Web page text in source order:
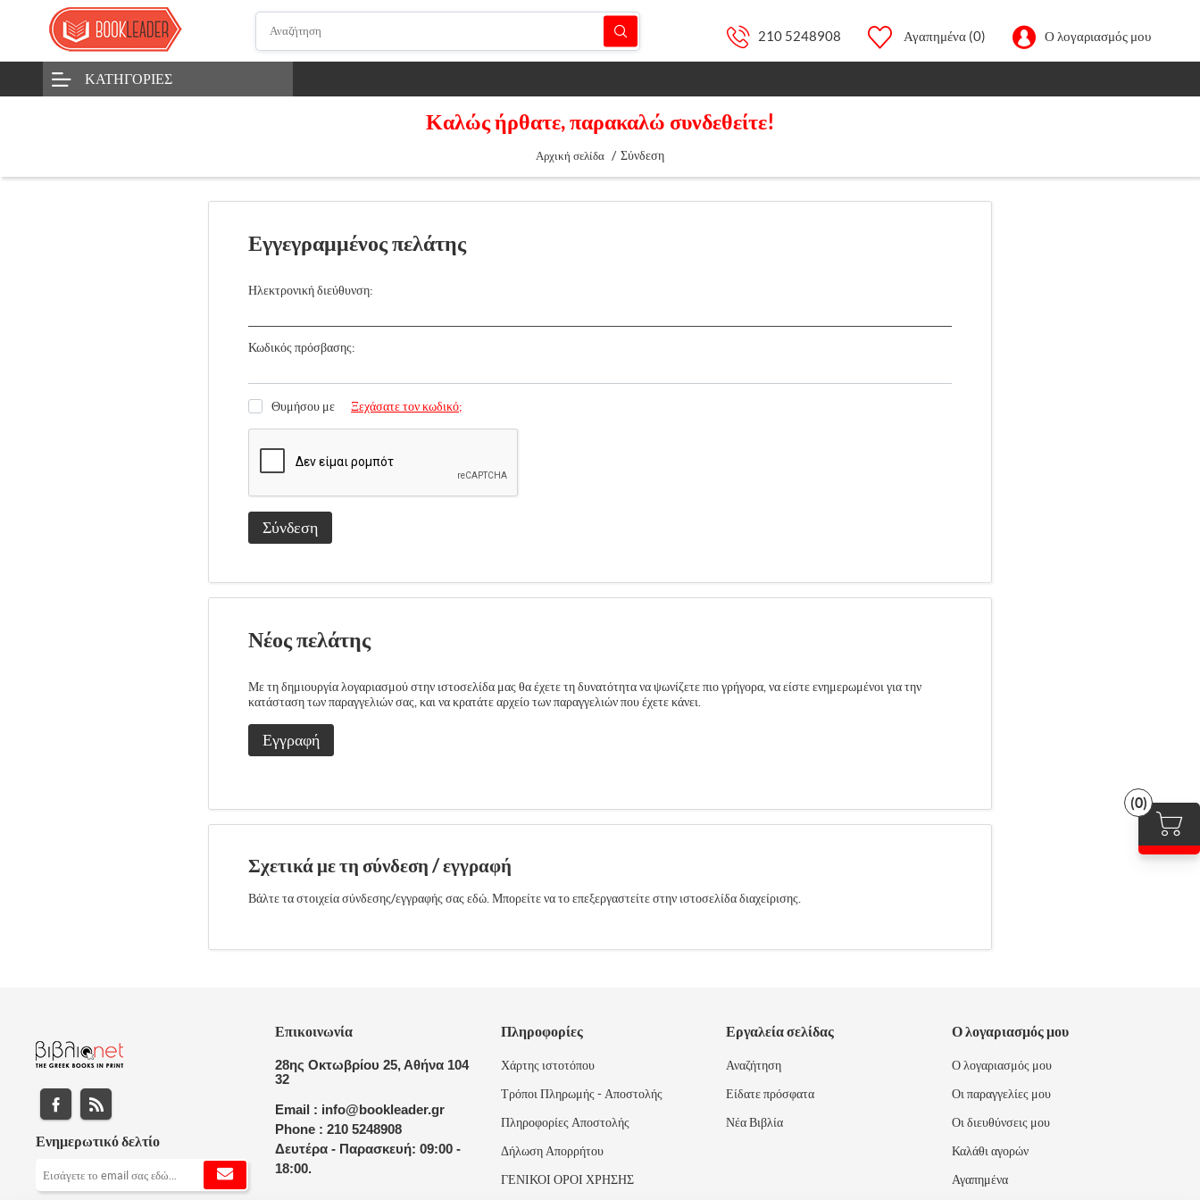
210 5248908 Αγαπημένα (0) Ο λογαριασμός μου
(0)
ΚΑΤΗΓΟΡΊΕΣ
Καλώς ήρθατε, παρακαλώ συνδεθείτε!
Αρχική σελίδα / Σύνδεση
Εγγεγραμμένος πελάτης
Ηλεκτρονική διεύθυνση:
Κωδικός πρόσβασης:
Θυμήσου με Ξεχάσατε τον κωδικό;
Σύνδεση
Νέος πελάτης
Με τη δημιουργία λογαριασμού στην ιστοσελίδα μας θα έχετε τη δυνατότητα να ψωνίζετε πιο γρήγορα, να είστε ενημερωμένοι για την
κατάσταση των παραγγελιών σας, και να κρατάτε αρχείο των παραγγελιών που έχετε κάνει.
Εγγραφή
Σχετικά με τη σύνδεση / εγγραφή
Βάλτε τα στοιχεία σύνδεσης/εγγραφής σας εδώ. Μπορείτε να το επεξεργαστείτε στην ιστοσελίδα διαχείρισης.
Ενημερωτικό δελτίο
Επικοινωνία
28ης Οκτωβρίου 25, Αθήνα 104
32
Email : info@bookleader.gr
Phone : 210 5248908
Δευτέρα - Παρασκευή: 09:00 -
18:00.
Πληροφορίες
Χάρτης ιστοτόπου
Τρόποι Πληρωμής - Αποστολής
Πληροφορίες Αποστολής
Δήλωση Απορρήτου
ΓΕΝΙΚΟΙ ΟΡΟΙ ΧΡΗΣΗΣ
Εργαλεία σελίδας
Αναζήτηση
Είδατε πρόσφατα
Νέα Βιβλία
Ο λογαριασμός μου
Ο λογαριασμός μου
Οι παραγγελίες μου
Οι διευθύνσεις μου
Καλάθι αγορών
Αγαπημένα